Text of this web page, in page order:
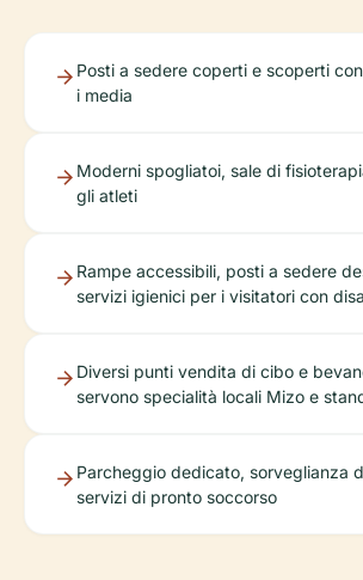
Posti a sedere coperti e scoperti
i media
Moderni spogliatoi, sale di
gli atleti
Rampe accessibili, posti a sedere
servizi igienici per i visitatori con
Diversi punti vendita di cibo e
servono specialità locali Mizo e
Parcheggio dedicato, sorveglianza
servizi di pronto soccorso